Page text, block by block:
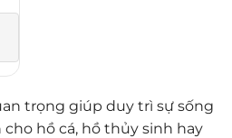
trọng giúp duy trì sự sống
hồ cá, hồ thủy sinh hay